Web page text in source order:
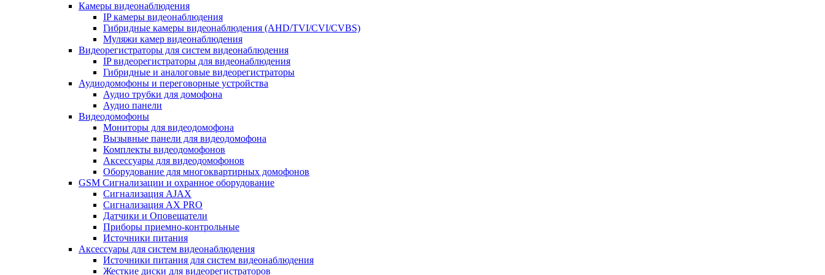
Камеры видеонаблюдения
IP камеры видеонаблюдения
Гибридные камеры видеонаблюдения (AHD/TVI/CVI/CVBS)
Муляжи камер видеонаблюдения
Видеорегистраторы для систем видеонаблюдения
IP видеорегистраторы для видеонаблюдения
Гибридные и аналоговые видеорегистраторы
Аудиодомофоны и переговорные устройства
Аудио трубки для домофона
Аудио панели
Видеодомофоны
Мониторы для видеодомофона
Вызывные панели для видеодомофона
Комплекты видеодомофонов
Аксессуары для видеодомофонов
Оборудование для многоквартирных домофонов
GSM Сигнализации и охранное оборудование
Сигнализация AJAX
Сигнализация AX PRO
Датчики и Оповещатели
Приборы приемно-контрольные
Источники питания
Аксессуары для систем видеонаблюдения
Источники питания для систем видеонаблюдения
Жесткие диски для видеорегистраторов